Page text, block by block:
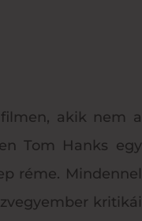
akik nem a
Tom Hanks egy
réme. Mindennel
kritikái